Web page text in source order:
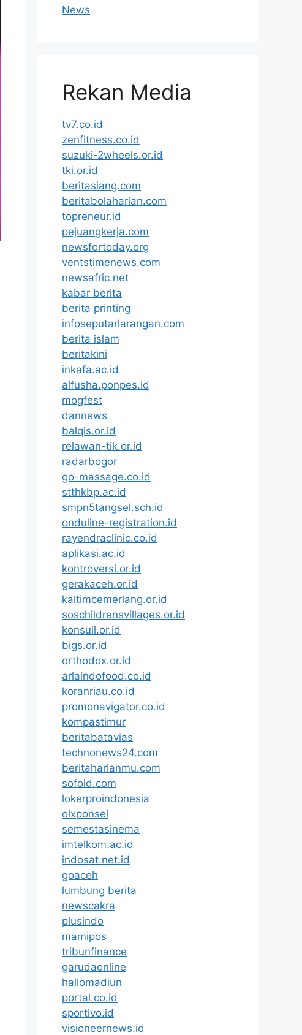
News
Rekan Media
tv7.co.id
zenfitness.co.id
suzuki-2wheels.or.id
tki.or.id
beritasiang.com
beritabolaharian.com
topreneur.id
pejuangkerja.com
newsfortoday.org
ventstimenews.com
newsafric.net
kabar berita
berita printing
infoseputarlarangan.com
berita islam
beritakini
inkafa.ac.id
alfusha.ponpes.id
mogfest
dannews
balqis.or.id
relawan-tik.or.id
radarbogor
go-massage.co.id
stthkbp.ac.id
smpn5tangsel.sch.id
onduline-registration.id
rayendraclinic.co.id
aplikasi.ac.id
kontroversi.or.id
gerakaceh.or.id
kaltimcemerlang.or.id
soschildrensvillages.or.id
konsuil.or.id
bigs.or.id
orthodox.or.id
arlaindofood.co.id
koranriau.co.id
promonavigator.co.id
kompastimur
beritabatavias
technonews24.com
beritaharianmu.com
sofold.com
lokerproindonesia
olxponsel
semestasinema
imtelkom.ac.id
indosat.net.id
goaceh
lumbung berita
newscakra
plusindo
mamipos
tribunfinance
garudaonline
hallomadiun
portal.co.id
sportivo.id
visioneernews.id